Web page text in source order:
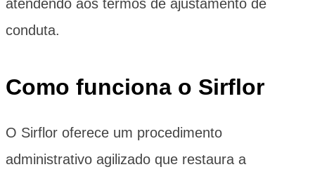
atendendo aos termos de ajustamento de
conduta.
Como funciona o Sirflor
O Sirflor oferece um procedimento
administrativo agilizado que restaura a